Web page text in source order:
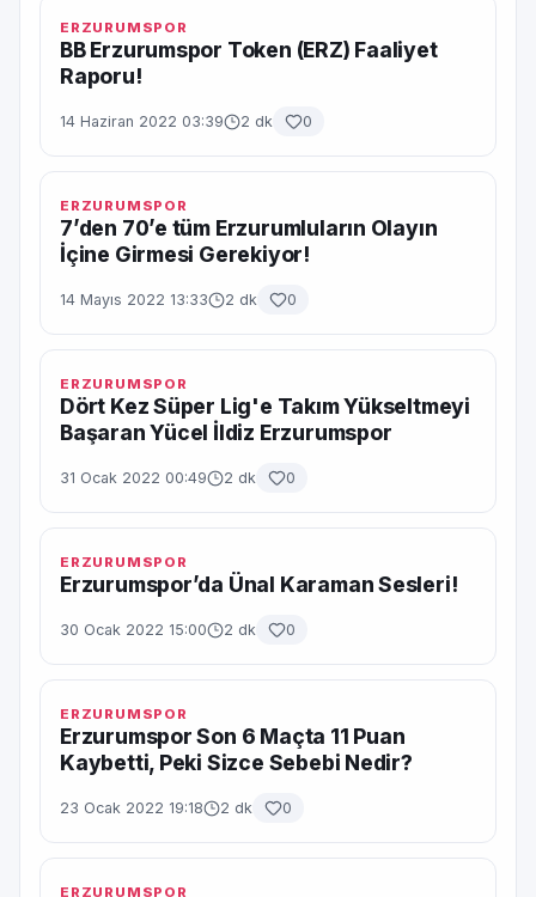
ERZURUMSPOR
BB Erzurumspor Token (ERZ) Faaliyet
Raporu!
14 Haziran 2022 03:39 2 dk 0
ERZURUMSPOR
7’den 70’e tüm Erzurumluların Olayın
İçine Girmesi Gerekiyor!
14 Mayıs 2022 13:33 2 dk 0
ERZURUMSPOR
Dört Kez Süper Lig'e Takım Yükseltmeyi
Başaran Yücel İldiz Erzurumspor
31 Ocak 2022 00:49 2 dk 0
ERZURUMSPOR
Erzurumspor’da Ünal Karaman Sesleri!
30 Ocak 2022 15:00 2 dk 0
ERZURUMSPOR
Erzurumspor Son 6 Maçta 11 Puan
Kaybetti, Peki Sizce Sebebi Nedir?
23 Ocak 2022 19:18 2 dk 0
ERZURUMSPOR